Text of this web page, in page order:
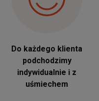
Do każdego klienta
podchodzimy
indywidualnie i z
uśmiechem